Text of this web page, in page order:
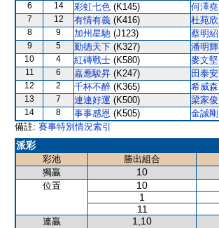
6
14 彩虹七色 (K145) 何澤堯
7
12 有情有義 (K416) 杜苑欣
8
9 加州星馳 (J123) 蔡明紹
9
5 勤德天下 (K327) 潘明輝
10
4 紅磚戰士 (K580) 麥文堅
11
6 嘉應駿昇 (K247) 田泰安
12
2 千杯不醉 (K365) 希威森
13
7 連連好運 (K500) 梁家俊
14
8 事事感恩 (K505) 金誠剛
備註: 賽事特別情況索引
派彩
彩池 勝出組合
獨贏
10
位置 10
1
11
連贏 1,10